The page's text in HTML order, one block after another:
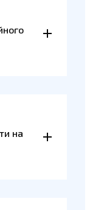
на